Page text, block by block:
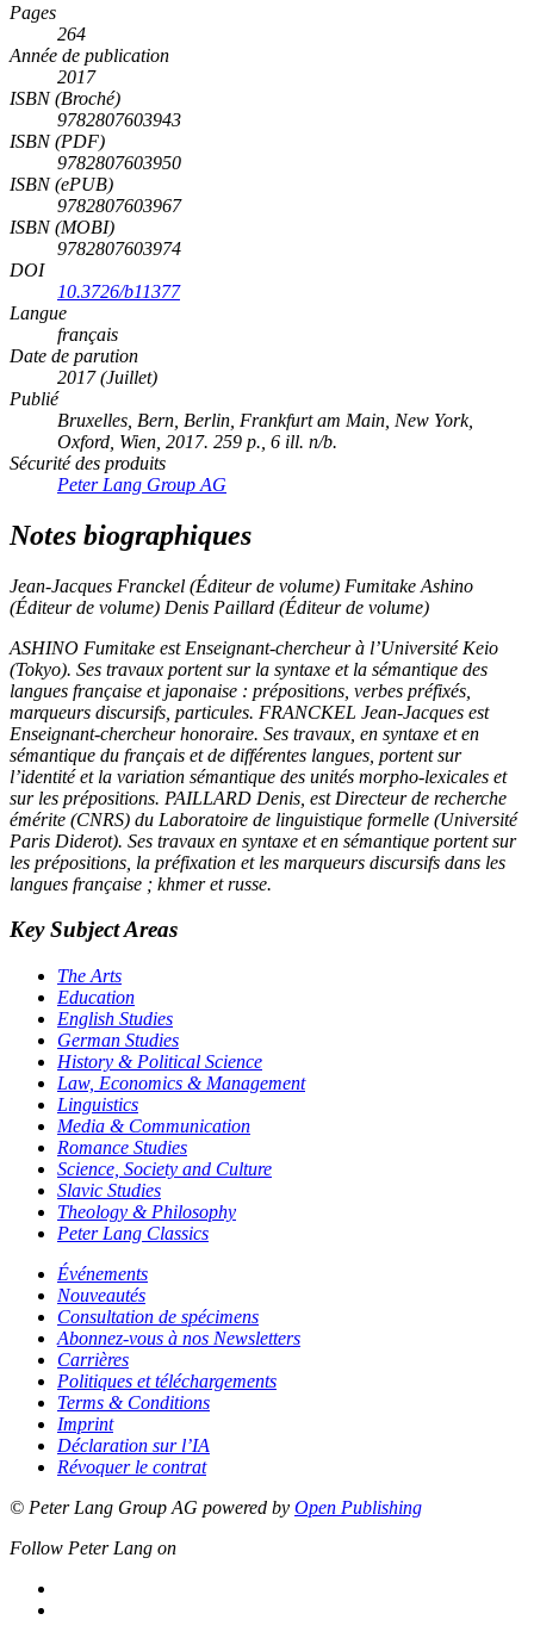
Pages
264
Année de publication
2017
ISBN (Broché)
9782807603943
ISBN (PDF)
9782807603950
ISBN (ePUB)
9782807603967
ISBN (MOBI)
9782807603974
DOI
10.3726/b11377
Langue
français
Date de parution
2017 (Juillet)
Publié
Bruxelles, Bern, Berlin, Frankfurt am Main, New York,
Oxford, Wien, 2017. 259 p., 6 ill. n/b.
Sécurité des produits
Peter Lang Group AG
Notes biographiques
Jean-Jacques Franckel (Éditeur de volume) Fumitake Ashino
(Éditeur de volume) Denis Paillard (Éditeur de volume)
ASHINO Fumitake est Enseignant-chercheur à l’Université Keio
(Tokyo). Ses travaux portent sur la syntaxe et la sémantique des
langues française et japonaise : prépositions, verbes préfixés,
marqueurs discursifs, particules. FRANCKEL Jean-Jacques est
Enseignant-chercheur honoraire. Ses travaux, en syntaxe et en
sémantique du français et de différentes langues, portent sur
l’identité et la variation sémantique des unités morpho-lexicales et
sur les prépositions. PAILLARD Denis, est Directeur de recherche
émérite (CNRS) du Laboratoire de linguistique formelle (Université
Paris Diderot). Ses travaux en syntaxe et en sémantique portent sur
les prépositions, la préfixation et les marqueurs discursifs dans les
langues française ; khmer et russe.
Key Subject Areas
The Arts
Education
English Studies
German Studies
History & Political Science
Law, Economics & Management
Linguistics
Media & Communication
Romance Studies
Science, Society and Culture
Slavic Studies
Theology & Philosophy
Peter Lang Classics
Événements
Nouveautés
Consultation de spécimens
Abonnez-vous à nos Newsletters
Carrières
Politiques et téléchargements
Terms & Conditions
Imprint
Déclaration sur l’IA
Révoquer le contrat
© Peter Lang Group AG powered by Open Publishing
Follow Peter Lang on